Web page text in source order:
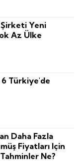
Şirketi Yeni
Az Ülke
6 Türkiye'de
Daha Fazla
Fiyatları Için
Ne?